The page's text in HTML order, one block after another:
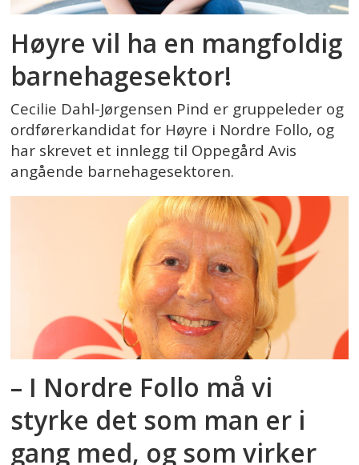
Høyre vil ha en mangfoldig
barnehagesektor!
Cecilie Dahl-Jørgensen Pind er gruppeleder og
ordførerkandidat for Høyre i Nordre Follo, og
har skrevet et innlegg til Oppegård Avis
angående barnehagesektoren.
– I Nordre Follo må vi
styrke det som man er i
gang med, og som virker